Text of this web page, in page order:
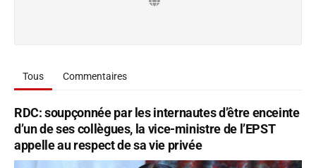
Tous Commentaires
RDC: soupçonnée par les internautes d’être enceinte
d’un de ses collègues, la vice-ministre de l’EPST
appelle au respect de sa vie privée